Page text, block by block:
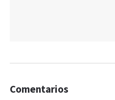
Comentarios